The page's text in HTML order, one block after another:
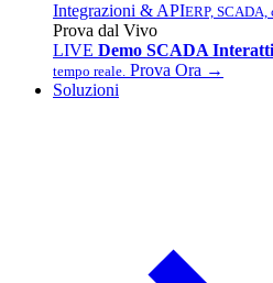
Integrazioni & APIERP,
Prova dal Vivo
LIVE Demo SCADA
tempo reale. Prova Ora →
Soluzioni